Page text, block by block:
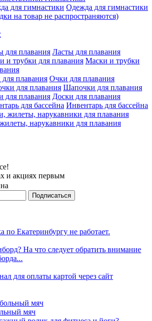
Одежда для гимнастики
на товар не распространяются)
Ласты для плавания
Маски и трубки
Очки для плавания
Шапочки для плавания
Доски для плавания
Инвентарь для бассейна
нарукавники для плавания
и акциях первым
по Екатеринбургу не работает.
На что следует обратить внимание
для оплаты картой через сайт
мяч